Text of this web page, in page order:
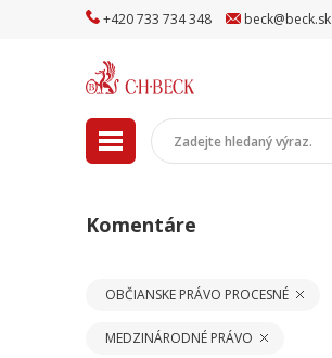
+420733 734348 beck@beck.sk
Komentáre
OBČIANSKE PRÁVO PROCESNÉ
MEDZINÁRODNÉ PRÁVO